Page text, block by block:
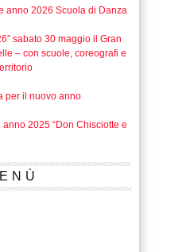
per il nuovo anno
2025 “Don Chisciotte e